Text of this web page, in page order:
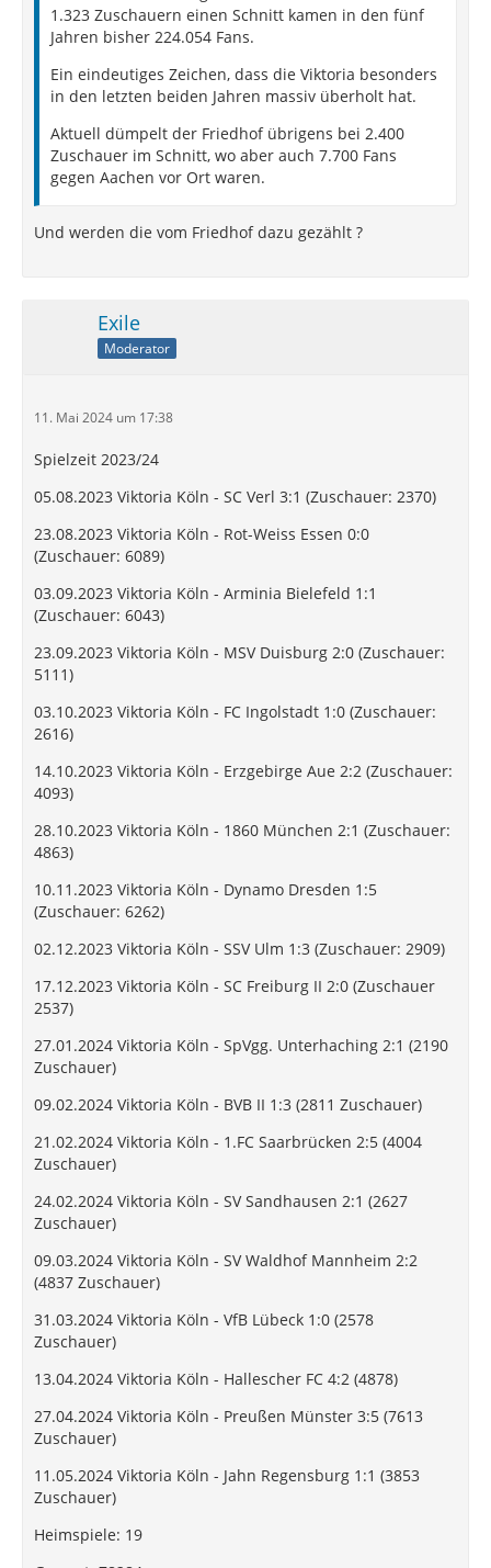
1.323 Zuschauern einen Schnitt kamen in den fünf
Jahren bisher 224.054 Fans.
Ein eindeutiges Zeichen, dass die Viktoria besonders
in den letzten beiden Jahren massiv überholt hat.
Aktuell dümpelt der Friedhof übrigens bei 2.400
Zuschauer im Schnitt, wo aber auch 7.700 Fans
gegen Aachen vor Ort waren.
Und werden die vom Friedhof dazu gezählt ?
Exile
Moderator
11. Mai 2024 um 17:38
Spielzeit 2023/24
05.08.2023 Viktoria Köln - SC Verl 3:1 (Zuschauer: 2370)
23.08.2023 Viktoria Köln - Rot-Weiss Essen 0:0
(Zuschauer: 6089)
03.09.2023 Viktoria Köln - Arminia Bielefeld 1:1
(Zuschauer: 6043)
23.09.2023 Viktoria Köln - MSV Duisburg 2:0 (Zuschauer:
5111)
03.10.2023 Viktoria Köln - FC Ingolstadt 1:0 (Zuschauer:
2616)
14.10.2023 Viktoria Köln - Erzgebirge Aue 2:2 (Zuschauer:
4093)
28.10.2023 Viktoria Köln - 1860 München 2:1 (Zuschauer:
4863)
10.11.2023 Viktoria Köln - Dynamo Dresden 1:5
(Zuschauer: 6262)
02.12.2023 Viktoria Köln - SSV Ulm 1:3 (Zuschauer: 2909)
17.12.2023 Viktoria Köln - SC Freiburg II 2:0 (Zuschauer
2537)
27.01.2024 Viktoria Köln - SpVgg. Unterhaching 2:1 (2190
Zuschauer)
09.02.2024 Viktoria Köln - BVB II 1:3 (2811 Zuschauer)
21.02.2024 Viktoria Köln - 1.FC Saarbrücken 2:5 (4004
Zuschauer)
24.02.2024 Viktoria Köln - SV Sandhausen 2:1 (2627
Zuschauer)
09.03.2024 Viktoria Köln - SV Waldhof Mannheim 2:2
(4837 Zuschauer)
31.03.2024 Viktoria Köln - VfB Lübeck 1:0 (2578
Zuschauer)
13.04.2024 Viktoria Köln - Hallescher FC 4:2 (4878)
27.04.2024 Viktoria Köln - Preußen Münster 3:5 (7613
Zuschauer)
11.05.2024 Viktoria Köln - Jahn Regensburg 1:1 (3853
Zuschauer)
Heimspiele: 19